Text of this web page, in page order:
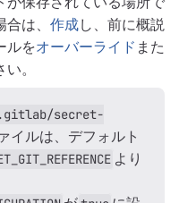
は、 作成し、前に概説
ルをオーバーライド また
。
.gitlab/secret-
イルは、デフォルト
より